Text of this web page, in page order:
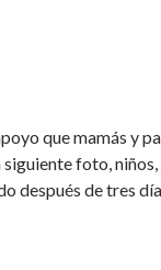
que mamás y
foto, niños,
después de tres